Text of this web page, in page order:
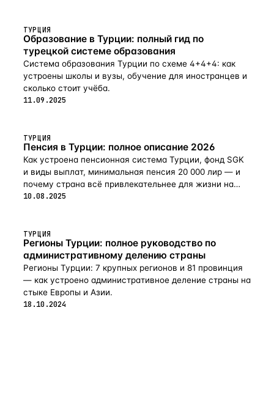
ТУРЦИЯ
Образование в Турции: полный гид по
турецкой системе образования
Система образования Турции по схеме 4+4+4: как
устроены школы и вузы, обучение для иностранцев и
сколько стоит учёба.
11.09.2025
ТУРЦИЯ
Пенсия в Турции: полное описание 2026
Как устроена пенсионная система Турции, фонд SGK
и виды выплат, минимальная пенсия 20 000 лир — и
почему страна всё привлекательнее для жизни на
пенсии в 2026-м.
10.08.2025
ТУРЦИЯ
Регионы Турции: полное руководство по
административному делению страны
Регионы Турции: 7 крупных регионов и 81 провинция
— как устроено административное деление страны на
стыке Европы и Азии.
18.10.2024